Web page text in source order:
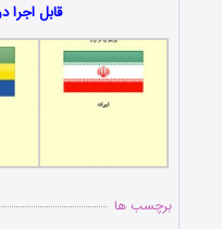
قابل اجرا در
برچسب ها